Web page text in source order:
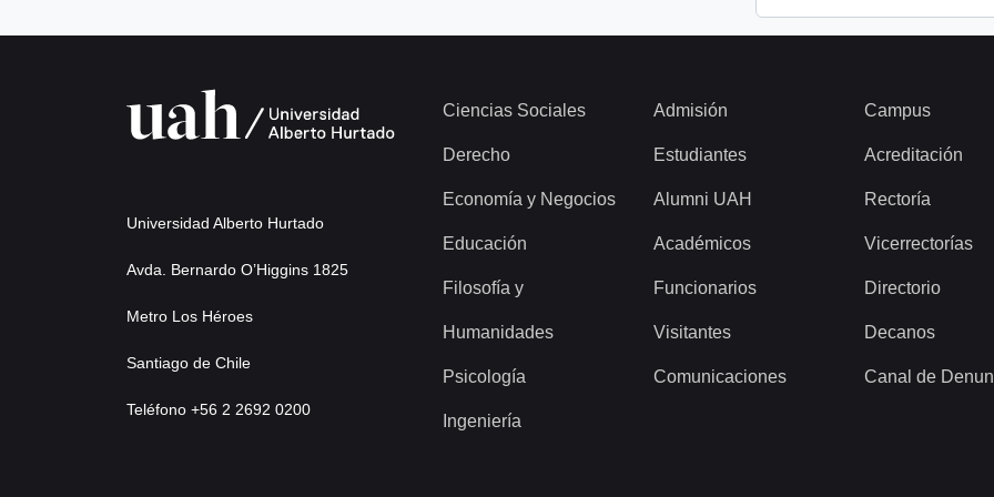
Universidad Alberto Hurtado
Avda. Bernardo O’Higgins 1825
Metro Los Héroes
Santiago de Chile
Teléfono +56 2 2692 0200
Ciencias Sociales
Derecho
Economía y Negocios
Educación
Filosofía y
Humanidades
Psicología
Ingeniería
Admisión
Estudiantes
Alumni UAH
Académicos
Funcionarios
Visitantes
Comunicaciones
Campus
Acreditación
Rectoría
Vicerrectorías
Directorio
Decanos
Canal de